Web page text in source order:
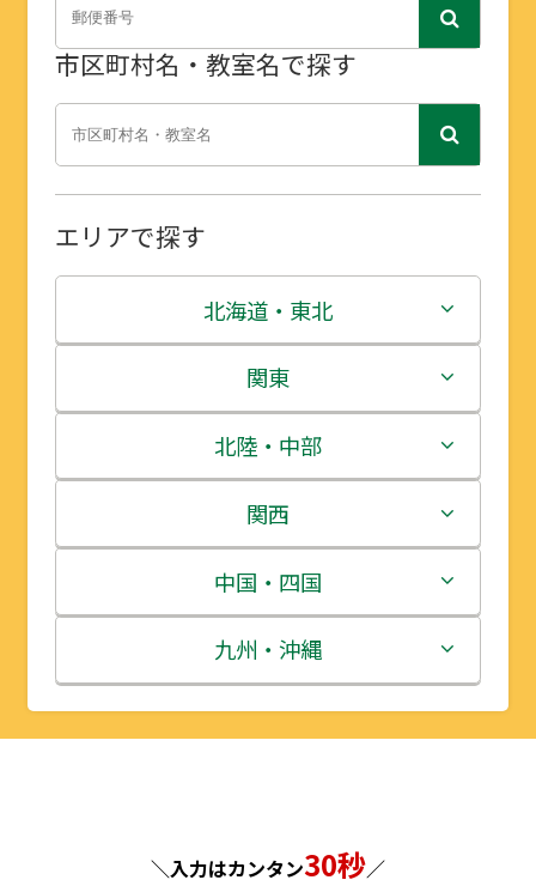
市区町村名・教室名で探す
エリアで探す
北海道・東北
北海道
青森県
岩手県
宮城県
秋田県
山形県
関東
茨城県
栃木県
群馬県
埼玉県
千葉県
北陸・中部
新潟県
富山県
石川県
福井県
関西
三重県
滋賀県
京都府
中国・四国
鳥取県
島根県
九州・沖縄
福岡県
＼入力はカンタン30秒／